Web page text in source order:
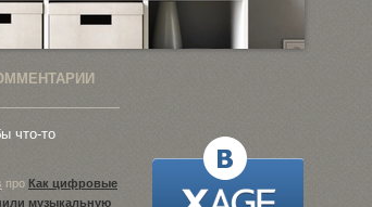
что-то
про Как цифровые
музыкальную